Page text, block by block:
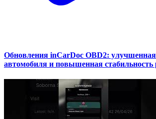
Обновления inCarDoc OBD2: улучшенная
автомобиля и повышенная стабильность